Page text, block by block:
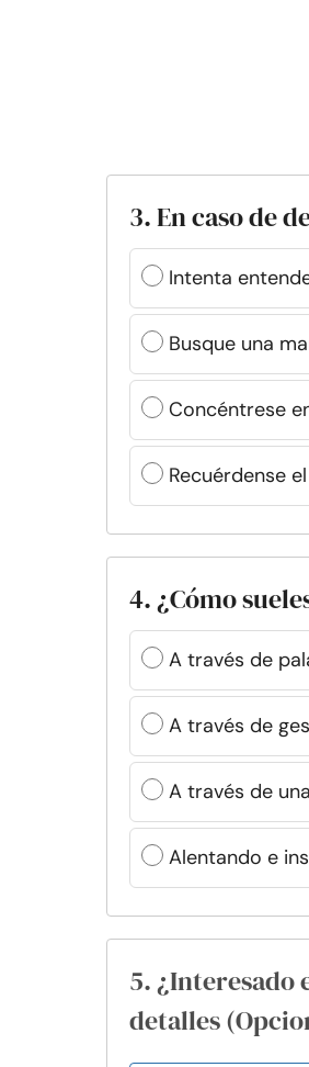
3. En caso de
Intenta
Busque una
Concéntrese
Recuérdense
4. ¿Cómo
A través de
A través de
A través de
Alentando e
5. ¿Interesado
detalles